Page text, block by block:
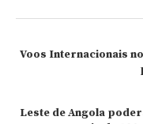
Voos Internacionais
Leste de Angola